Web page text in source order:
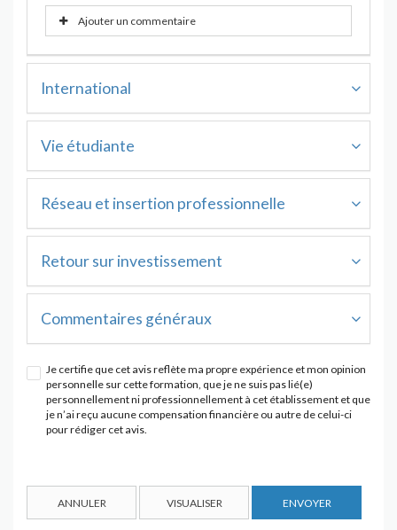
Ajouter un commentaire
International
Vie étudiante
Réseau et insertion professionnelle
Retour sur investissement
Commentaires généraux
Je certifie que cet avis reflète ma propre expérience et mon opinion
personnelle sur cette formation, que je ne suis pas lié(e)
personnellement ni professionnellement à cet établissement et que
je n’ai reçu aucune compensation financière ou autre de celui-ci
pour rédiger cet avis.
ANNULER VISUALISER ENVOYER